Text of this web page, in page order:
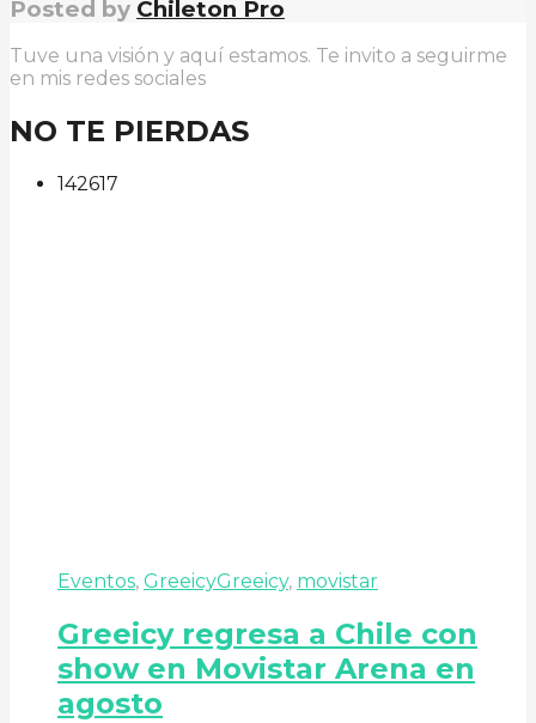
Posted by Chileton Pro
Tuve una visión y aquí estamos. Te invito a seguirme
en mis redes sociales
NO TE PIERDAS
142617
Eventos, GreeicyGreeicy, movistar
Greeicy regresa a Chile con
show en Movistar Arena en
agosto